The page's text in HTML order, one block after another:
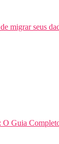
migrar seus
O Guia